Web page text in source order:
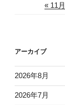
« 11月
アーカイブ
2026年8月
2026年7月